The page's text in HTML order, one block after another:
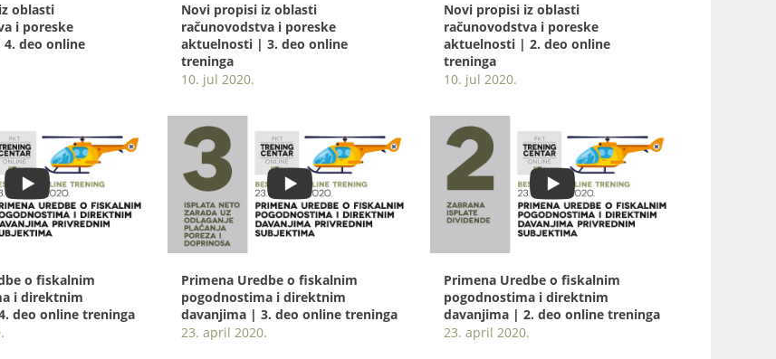
oblasti
i poreske
deo online
Novi propisi iz oblasti
računovodstva i poreske
aktuelnosti | 3. deo online
treninga
10. jul 2020.
Novi propisi iz oblasti
računovodstva i poreske
aktuelnosti | 2. deo online
treninga
10. jul 2020.
o fiskalnim
i direktnim
deo online treninga
Primena Uredbe o fiskalnim
pogodnostima i direktnim
davanjima | 3. deo online treninga
23. april 2020.
Primena Uredbe o fiskalnim
pogodnostima i direktnim
davanjima | 2. deo online treninga
23. april 2020.